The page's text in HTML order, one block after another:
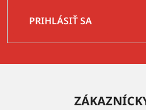
PRIHLÁSIŤ SA